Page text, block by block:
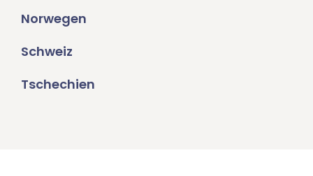
Norwegen
Schweiz
Tschechien